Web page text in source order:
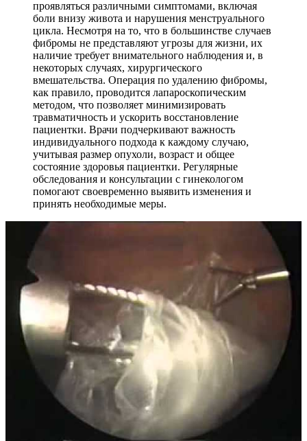
проявляться различными симптомами, включая
боли внизу живота и нарушения менструального
цикла. Несмотря на то, что в большинстве случаев
фибромы не представляют угрозы для жизни, их
наличие требует внимательного наблюдения и, в
некоторых случаях, хирургического
вмешательства. Операция по удалению фибромы,
как правило, проводится лапароскопическим
методом, что позволяет минимизировать
травматичность и ускорить восстановление
пациентки. Врачи подчеркивают важность
индивидуального подхода к каждому случаю,
учитывая размер опухоли, возраст и общее
состояние здоровья пациентки. Регулярные
обследования и консультации с гинекологом
помогают своевременно выявить изменения и
принять необходимые меры.